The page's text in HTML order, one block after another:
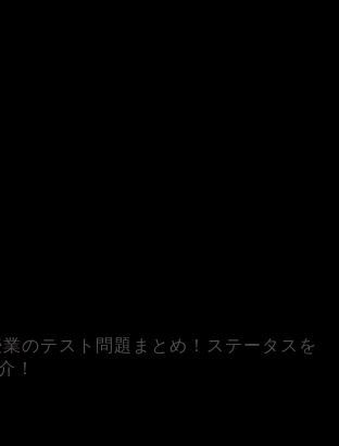
のテスト問題まとめ！ステータスを
！